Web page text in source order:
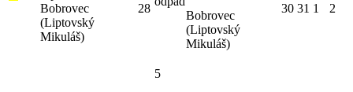
Bobrovec
(Liptovský
Mikuláš)
28
Bobrovec
(Liptovský
Mikuláš)
30 31 1 2
5